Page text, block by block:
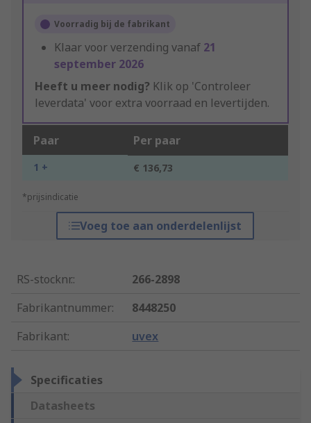
Voorradig bij de fabrikant
Klaar voor verzending vanaf 21
september 2026
Heeft u meer nodig? Klik op 'Controleer
leverdata' voor extra voorraad en levertijden.
Paar Per paar
1 + € 136,73
*prijsindicatie
Voeg toe aan onderdelenlijst
RS-stocknr.:
266-2898
Fabrikantnummer:
8448250
Fabrikant: uvex
Specificaties
Datasheets